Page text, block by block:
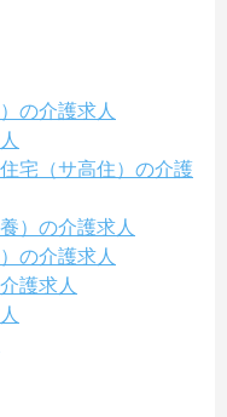
の介護求人
宅（サ高住）の介護
）の介護求人
の介護求人
護求人